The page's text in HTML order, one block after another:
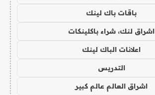
باقات باك لينك
اشراق لنك، شراء باكلينكات
اعلانات الباك لينك
التدريس
اشراق العالم عالم كبير